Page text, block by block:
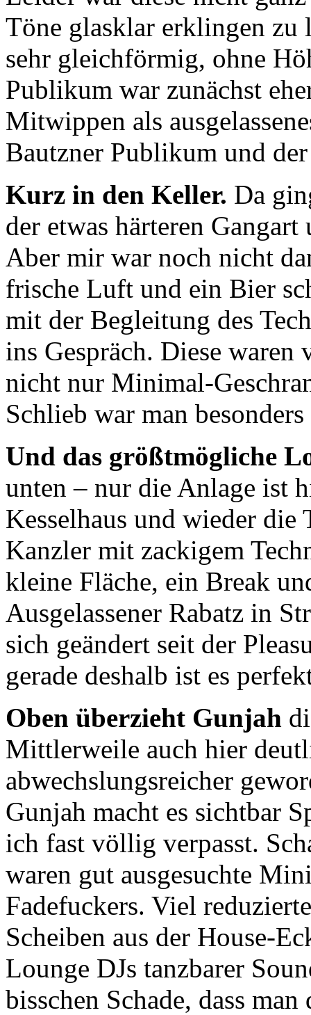
Töne glasklar erklingen zu
sehr gleichförmig, ohne
Publikum war zunächst
Mitwippen als
Bautzner Publikum und
Kurz in den Keller. Da
der etwas härteren Gangart
Aber mir war noch nicht
frische Luft und ein Bier
mit der Begleitung des
ins Gespräch. Diese
nicht nur Minimal-
Schlieb war man
Und das größtmögliche
unten – nur die Anlage ist
Kesselhaus und wieder die
Kanzler mit zackigem
kleine Fläche, ein Break
Ausgelassener Rabatz in
sich geändert seit der
gerade deshalb ist es
Oben überzieht Gunjah
Mittlerweile auch hier
abwechslungsreicher
Gunjah macht es sichtbar
ich fast völlig verpasst.
waren gut ausgesuchte
Fadefuckers. Viel
Scheiben aus der House-
Lounge DJs tanzbarer
bisschen Schade, dass